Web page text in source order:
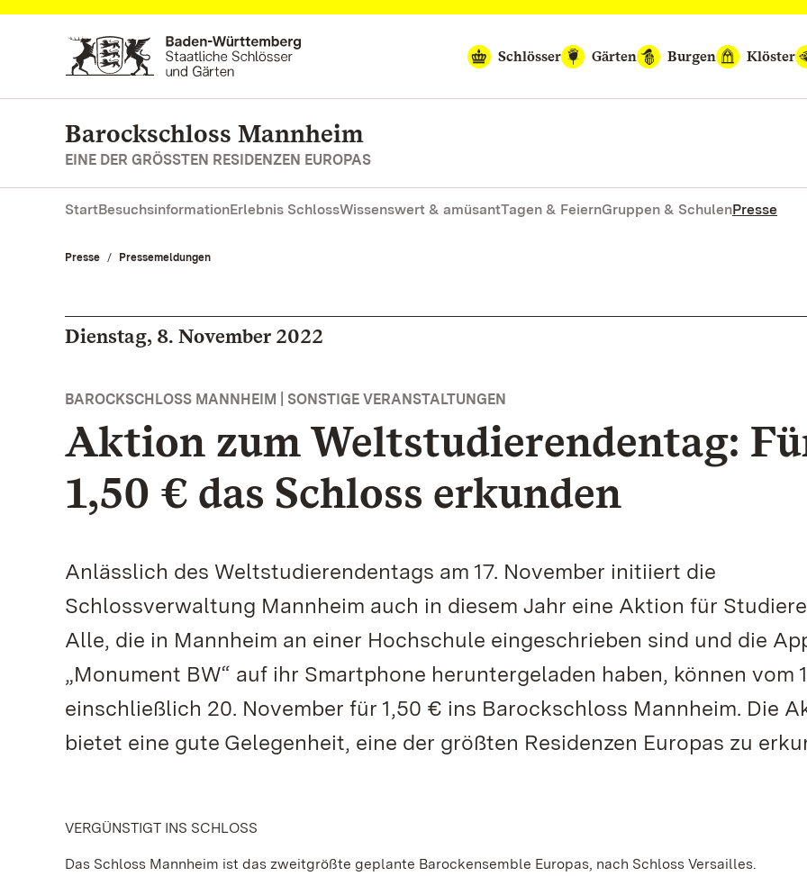
Zum Hauptinhalt springen
Schlösser
Gärten Burgen Klöster
Barockschloss Mannheim
EINE DER GRÖSSTEN RESIDENZEN EUROPAS
StartBesuchsinformationErlebnis SchlossWissenswert & amüsantTagen & FeiernGruppen & SchulenPresse
Presse Pressemeldungen
Dienstag, 8. November 2022
BAROCKSCHLOSS MANNHEIM | SONSTIGE VERANSTALTUNGEN
Aktion zum Weltstudierendentag:
1,50 € das Schloss erkunden
Anlässlich des Weltstudierendentags am 17. November initiiert die
Schlossverwaltung Mannheim auch in diesem Jahr eine Aktion für
Alle, die in Mannheim an einer Hochschule eingeschrieben sind und die
„Monument BW“ auf ihr Smartphone heruntergeladen haben, können vom
einschließlich 20. November für 1,50 € ins Barockschloss Mannheim. Die
bietet eine gute Gelegenheit, eine der größten Residenzen Europas zu
VERGÜNSTIGT INS SCHLOSS
Das Schloss Mannheim ist das zweitgrößte geplante Barockensemble Europas, nach Schloss Versailles.